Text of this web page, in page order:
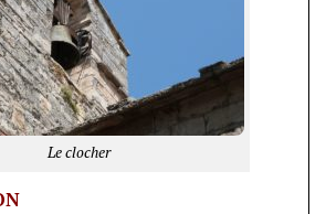
Le clocher